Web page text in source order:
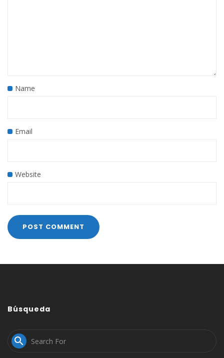
Name
Email
Website
Búsqueda
